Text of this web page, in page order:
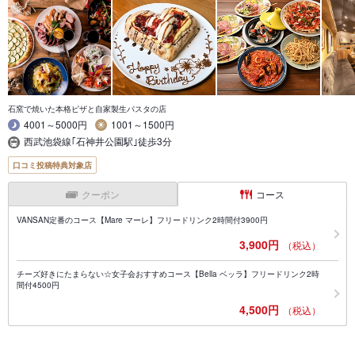
石窯で焼いた本格ピザと自家製生パスタの店
4001～5000円
1001～1500円
西武池袋線｢石神井公園駅｣徒歩3分
口コミ投稿特典対象店
クーポン コース
VANSAN定番のコース【Mare マーレ】フリードリンク2時間付3900円
3,900円 （税込）
チーズ好きにたまらない☆女子会おすすめコース【Bella ベッラ】フリードリンク2時
間付4500円
4,500円 （税込）